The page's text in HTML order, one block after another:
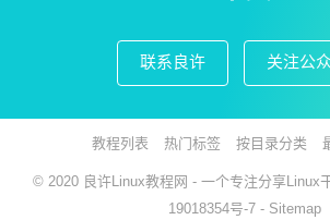
联系良许 关注公
教程列表 热门标签 按目录分类
© 2020 良许Linux教程网 - 一个专注分享Linux
19018354号-7 - Sitemap